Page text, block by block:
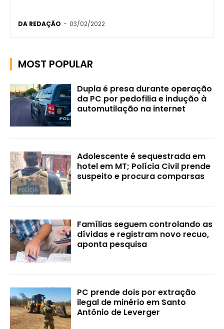
DA REDAÇÃO - 03/02/2022
MOST POPULAR
Dupla é presa durante operação
da PC por pedofilia e indução à
automutilação na internet
Adolescente é sequestrada em
hotel em MT; Polícia Civil prende
suspeito e procura comparsas
Famílias seguem controlando as
dívidas e registram novo recuo,
aponta pesquisa
PC prende dois por extração
ilegal de minério em Santo
Antônio de Leverger